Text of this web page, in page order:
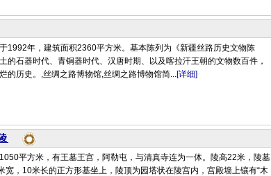
1992年，建筑面积2360平方米。基本陈列为《新疆丝路历史文物陈
的石器时代、青铜器时代、汉唐时期、以及喀拉汗王朝的文物数百件，
的历史。,丝绸之路博物馆,丝绸之路博物馆简...[详细]
平方米，有王墓王宫，阿勒屯，与清真寺连为一体。陵高22米，陵墓
宽，10米长的正方形基坐上，陵顶为园塔状在陵宫内，宫殿墙上镶有“木